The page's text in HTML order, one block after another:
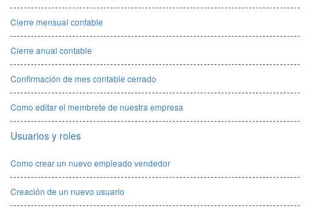
Cierre mensual contable
Cierre anual contable
Confirmación de mes contable cerrado
Como editar el membrete de nuestra empresa
Usuarios y roles
Como crear un nuevo empleado vendedor
Creación de un nuevo usuario